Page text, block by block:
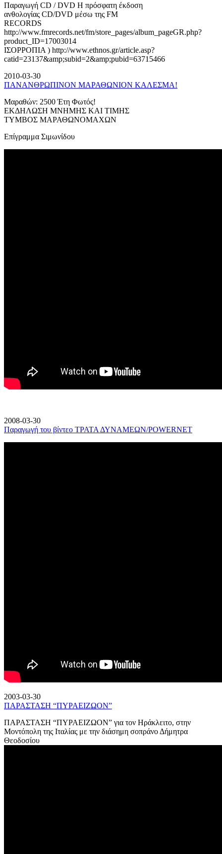
Παραγωγή CD / DVD Η πρόσφατη έκδοση
ανθολογίας CD/DVD μέσω της FM
RECORDS
http://www.fmrecords.net/fm/store_pages/album_pageGR.php?
product_ID=17003014
ΙΣΟΡΡΟΠΙΑ ) http://www.ethnos.gr/article.asp?
catid=23137&amp;subid=2&amp;pubid=63715466
2010-03-30
ΠΑΝΑΝΘΡΩΠΙΝΟΝ ΜΑΡΑΘΩΝΙΟΝ ΚΑΛΕΣΜΑ!
Μαραθών: 2500 Έτη Φωτός!
ΕΚΔΗΛΩΣΗ ΜΝΗΜΗΣ ΚΑΙ ΤΙΜΗΣ
ΤΥΜΒΟΣ ΜΑΡΑΘΩΝΟΜΑΧΩΝ
Επίγραμμα Σιμωνίδου
2008-03-30
Παραγωγή του βίντεο ΤΡΑΤΑ ΔΥΝΑΜΕΩΝ/POWERNET
2003-03-30
ΠΑΡΑΣΤΑΣΗ “ΠΥΡΑΕΙΖΩΟΝ”
ΠΑΡΑΣΤΑΣΗ “ΠΥΡΑΕΙΖΩΟΝ” για τον Ηράκλειτο, στην
Μοντόπολη της Ιταλίας με την διάσημη σοπράνο Δήμητρα
Θεοδοσίου